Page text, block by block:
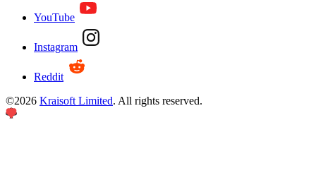
YouTube
Instagram
Reddit
©2026 Kraisoft Limited. All rights reserved.